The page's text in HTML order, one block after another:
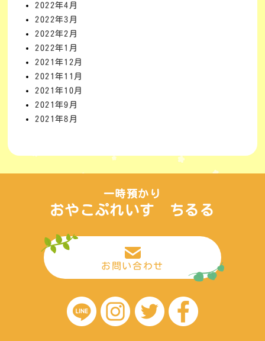
2022年4月
2022年3月
2022年2月
2022年1月
2021年12月
2021年11月
2021年10月
2021年9月
2021年8月
一時預かり
おやこぷれいす ちるる
お問い合わせ